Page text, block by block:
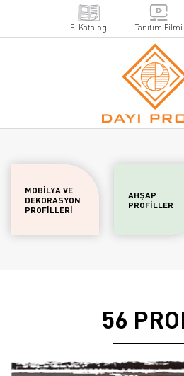
E-Katalog Tanıtım Filmi
MOBİLYA VE
DEKORASYON
PROFİLLERİ
AHŞAP
PROFİLLER
56